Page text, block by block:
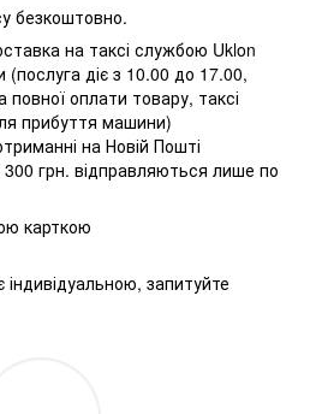
безкоштовно.
на таксі службою Uklon
діє з 10.00 до 17.00,
оплати товару, таксі
прибуття машини)
на Новій Пошті
грн. відправляються лише по
карткою
запитуйте